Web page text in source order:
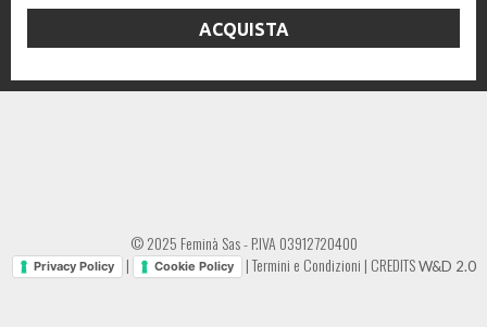
ACQUISTA
© 2025 Feminà Sas - P.IVA 03912720400
Privacy Policy | Cookie Policy |Termini e Condizioni | CREDITSW&D 2.0